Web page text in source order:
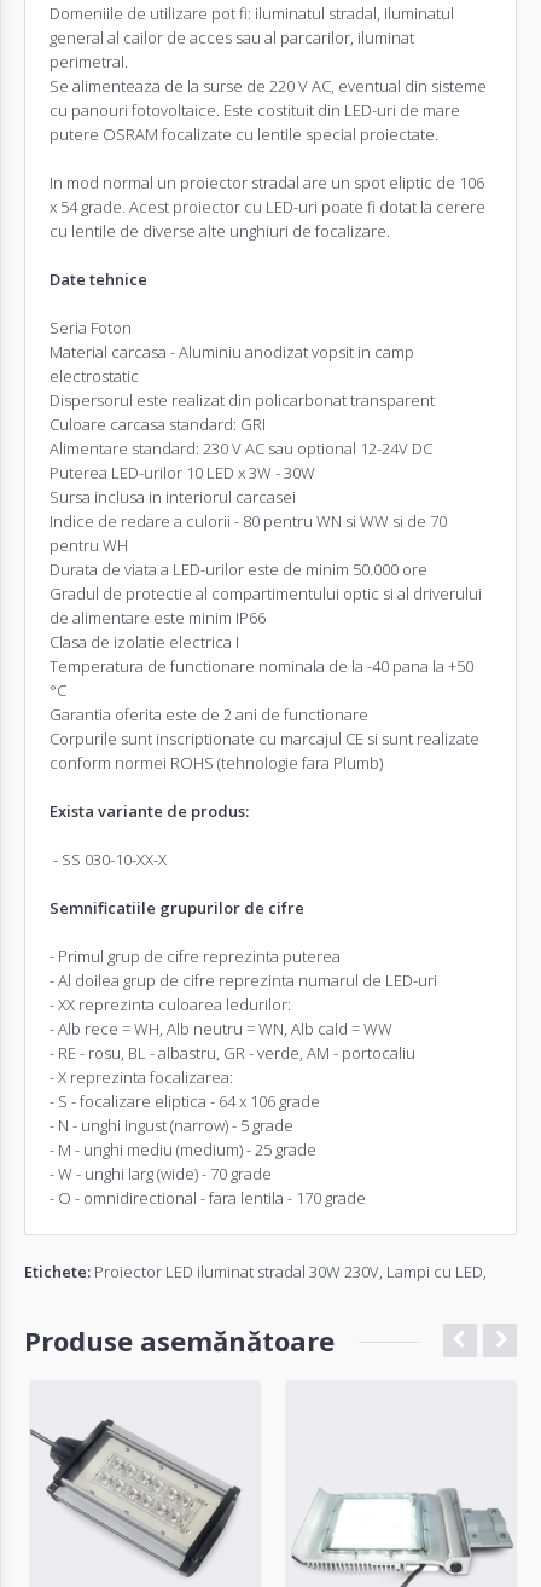
Domeniile de utilizare pot fi: iluminatul stradal, iluminatul
general al cailor de acces sau al parcarilor, iluminat
perimetral.
Se alimenteaza de la surse de 220 V AC, eventual din sisteme
cu panouri fotovoltaice. Este costituit din LED-uri de mare
putere OSRAM focalizate cu lentile special proiectate.
In mod normal un proiector stradal are un spot eliptic de 106
x 54 grade. Acest proiector cu LED-uri poate fi dotat la cerere
cu lentile de diverse alte unghiuri de focalizare.
Date tehnice
Seria Foton
Material carcasa - Aluminiu anodizat vopsit in camp
electrostatic
Dispersorul este realizat din policarbonat transparent
Culoare carcasa standard: GRI
Alimentare standard: 230 V AC sau optional 12-24V DC
Puterea LED-urilor 10 LED x 3W - 30W
Sursa inclusa in interiorul carcasei
Indice de redare a culorii - 80 pentru WN si WW si de 70
pentru WH
Durata de viata a LED-urilor este de minim 50.000 ore
Gradul de protectie al compartimentului optic si al driverului
de alimentare este minim IP66
Clasa de izolatie electrica I
Temperatura de functionare nominala de la -40 pana la +50
°C
Garantia oferita este de 2 ani de functionare
Corpurile sunt inscriptionate cu marcajul CE si sunt realizate
conform normei ROHS (tehnologie fara Plumb)
Exista variante de produs:
- SS 030-10-XX-X
Semnificatiile grupurilor de cifre
- Primul grup de cifre reprezinta puterea
- Al doilea grup de cifre reprezinta numarul de LED-uri
- XX reprezinta culoarea ledurilor:
- Alb rece = WH, Alb neutru = WN, Alb cald = WW
- RE - rosu, BL - albastru, GR - verde, AM - portocaliu
- X reprezinta focalizarea:
- S - focalizare eliptica - 64 x 106 grade
- N - unghi ingust (narrow) - 5 grade
- M - unghi mediu (medium) - 25 grade
- W - unghi larg (wide) - 70 grade
- O - omnidirectional - fara lentila - 170 grade
Etichete: Proiector LED iluminat stradal 30W 230V Lampi cu LED
Produse asemănătoare